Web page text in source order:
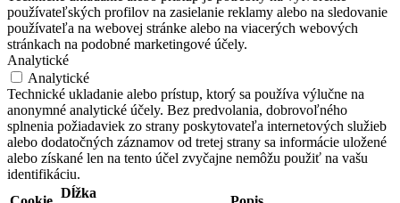
používateľských profilov na zasielanie reklamy alebo na sledovanie
používateľa na webovej stránke alebo na viacerých webových
stránkach na podobné marketingové účely.
Analytické
Analytické
Technické ukladanie alebo prístup, ktorý sa používa výlučne na
anonymné analytické účely. Bez predvolania, dobrovoľného
splnenia požiadaviek zo strany poskytovateľa internetových služieb
alebo dodatočných záznamov od tretej strany sa informácie uložené
alebo získané len na tento účel zvyčajne nemôžu použiť na vašu
identifikáciu.
Dĺžka